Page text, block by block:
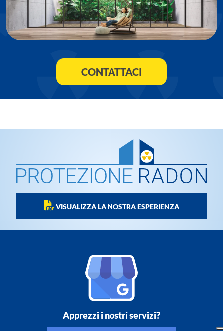
CONTATTACI
VISUALIZZA LA NOSTRA ESPERIENZA
Apprezzi i nostri servizi?